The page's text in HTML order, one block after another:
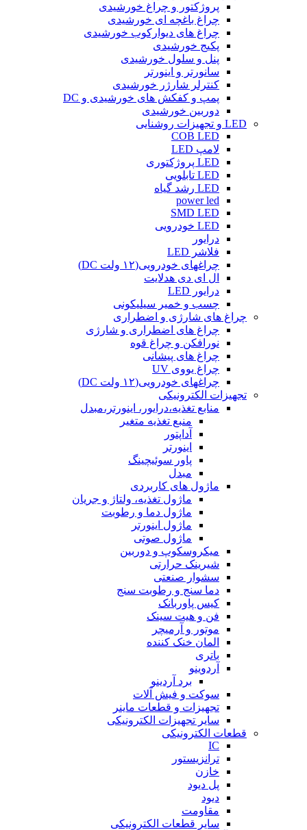
پروژکتور و چراغ خورشیدی
چراغ باغچه ای خورشیدی
چراغ های دیوارکوب خورشیدی
پکیج خورشیدی
پنل و سلول خورشیدی
سانورتر و اینورتر
کنترلر شارژر خورشیدی
پمپ و کفکش های خورشیدی و DC
دوربین خورشیدی
LED و تجهیزات روشنایی
COB LED
لامپ LED
LED پروژکتوری
LED تابلویی
LED رشد گیاه
power led
SMD LED
LED خودرویی
درایور
فلاشر LED
چراغهای خودرویی(۱۲ ولت DC)
ال ای دی هدلایت
درایور LED
چسب و خمیر سیلیکونی
چراغ های شارژی و اضطراری
چراغ های اضطراری و شارژی
نورافکن و چراغ قوه
چراغ های پیشانی
چراغ یووی UV
چراغهای خودرویی(۱۲ ولت DC)
تجهیزات الکترونیکی
منابع تغذیه،درایور، اینورتر،مبدل
منبع تغذیه متغیر
آداپتور
اینورتر
پاور سوئیچینگ
مبدل
ماژول های کاربردی
ماژول تغذیه، ولتاژ و جریان
ماژول دما و رطوبت
ماژول اینورتر
ماژول صوتی
میکروسکوپ و دوربین
شیرینک حرارتی
سشوار صنعتی
دما سنج و رطوبت سنج
کیس پاوربانک
فن و هیت سینک
موتور و آرمیچر
المان خنک کننده
باتری
آردوینو
برد آردینو
سوکت و فیش آلات
تجهیزات و قطعات ماینر
سایر تجهیزات الکترونیکی
قطعات الکترونیکی
IC
ترانزیستور
خازن
پل دیود
دیود
مقاومت
سایر قطعات الکترونیکی